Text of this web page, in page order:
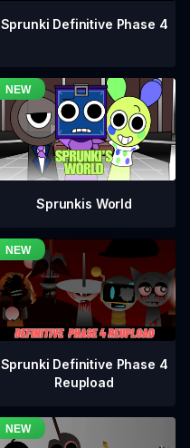
Sprunki Definitive Phase 4
Sprunkis World
Sprunki Definitive Phase 4
Reupload